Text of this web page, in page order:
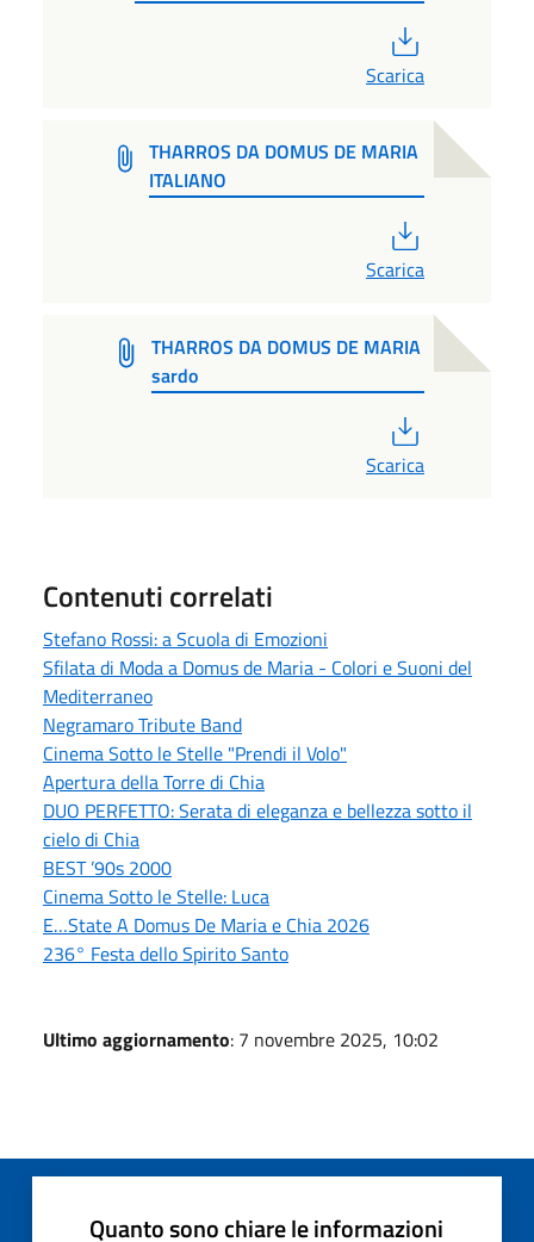
Scarica
THARROS DA DOMUS DE MARIA
ITALIANO
Scarica
THARROS DA DOMUS DE MARIA
sardo
Scarica
Contenuti correlati
Stefano Rossi: a Scuola di Emozioni
Sfilata di Moda a Domus de Maria - Colori e Suoni del
Mediterraneo
Negramaro Tribute Band
Cinema Sotto le Stelle "Prendi il Volo"
Apertura della Torre di Chia
DUO PERFETTO: Serata di eleganza e bellezza sotto il
cielo di Chia
BEST ’90s 2000
Cinema Sotto le Stelle: Luca
E…State A Domus De Maria e Chia 2026
236° Festa dello Spirito Santo
Ultimo aggiornamento: 7 novembre 2025, 10:02
Quanto sono chiare le informazioni